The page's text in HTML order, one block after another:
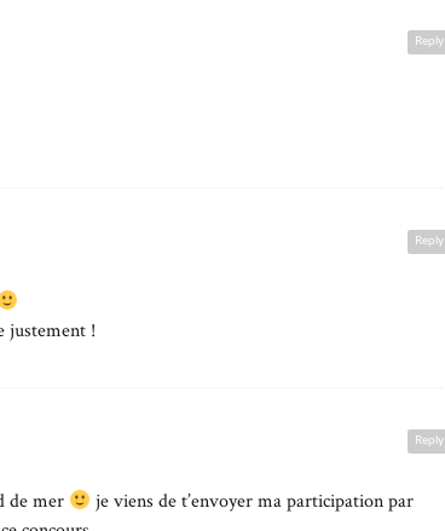
Reply
Reply
justement !
Reply
de mer
je viens de t’envoyer ma participation par